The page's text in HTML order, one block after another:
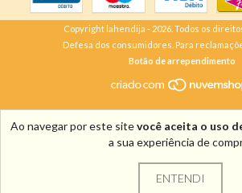
Ao navegar por este sitevocê aceita o uso
a sua experiência de
ENTENDI
Copyright lahendija - 2026. Todos os
Defesa dos consumidores. Para
Botão de arrependimento